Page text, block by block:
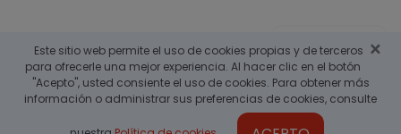
×
Este sitio web permite el uso de cookies propias y de terceros
para ofrecerle una mejor experiencia. Al hacer clic en el botón
"Acepto", usted consiente el uso de cookies. Para obtener más
información o administrar sus preferencias de cookies, consulte